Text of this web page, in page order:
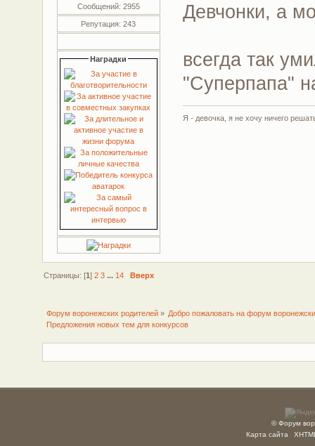
Сообщений: 2955
Репутация: 243
Наградки
Девчонки, а
всегда так
"Суперпапа"
Я - девочка, я не хочу ничего
Страницы: [1] 2 3 ... 14 Вверх
Форум воронежских родителей» Добро пожаловать на форум
Предложения новых тем для конкурсов
© Форум
Карта сайта